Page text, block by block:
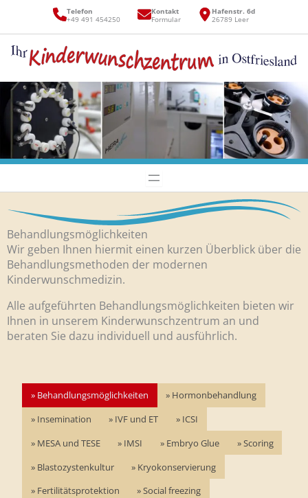
springen
Telefon
+49 491 454250
Kontakt
Formular
Hafenstr. 6d
26789 Leer
Behandlungsmöglichkeiten
Wir geben Ihnen hiermit einen kurzen Überblick über die
Behandlungsmethoden der modernen
Kinderwunschmedizin.
Alle aufgeführten Behandlungsmöglichkeiten bieten wir
Ihnen in unserem Kinderwunschzentrum an und
beraten Sie dazu individuell und ausführlich.
Behandlungsmöglichkeiten
Hormonbehandlung
Insemination
IVF und ET
ICSI
MESA und TESE
IMSI Embryo Glue
Scoring
Blastozystenkultur
Kryokonservierung
Fertilitätsprotektion
Social freezing